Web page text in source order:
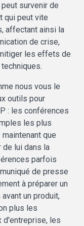
survenir de
qui peut vite
affectant ainsi la
de crise,
les effets de
nous vous le
outils pour
: les conférences
les plus
que
de lui dans la
parfois
de presse
à préparer un
un produit,
plus les
d'entreprise, les